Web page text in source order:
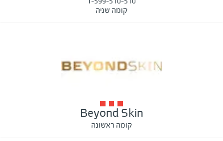
קומה שניה
Beyond Skin
קומה ראשונה